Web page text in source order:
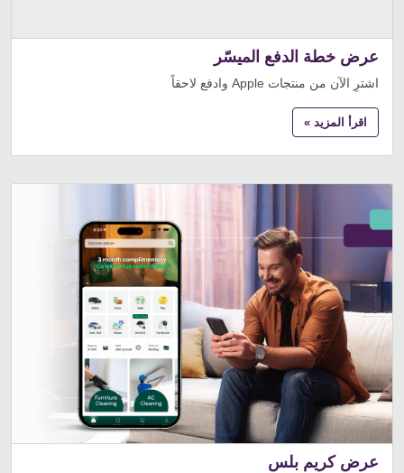
عرض خطة الدفع الميسّر
اشترِ الآن من منتجات Apple وادفع لاحقاً
اقرأ المزيد »
عرض كريم بلس